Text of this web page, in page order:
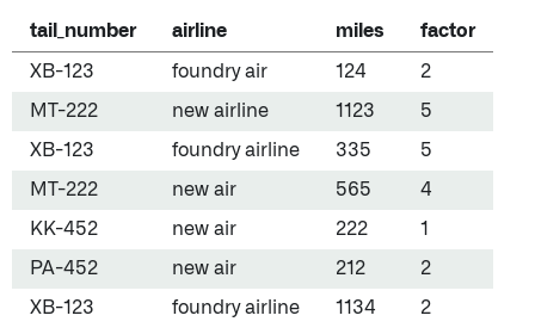
tail_number airline miles factor
XB-123 foundry air 124 2
MT-222 new airline 1123 5
XB-123 foundry airline 335 5
MT-222 new air 565 4
KK-452 new air 222 1
PA-452 new air 212 2
XB-123 foundry airline 1134 2